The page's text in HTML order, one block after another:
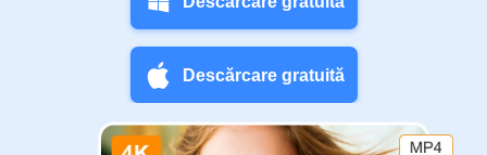
Descărcare gratuită